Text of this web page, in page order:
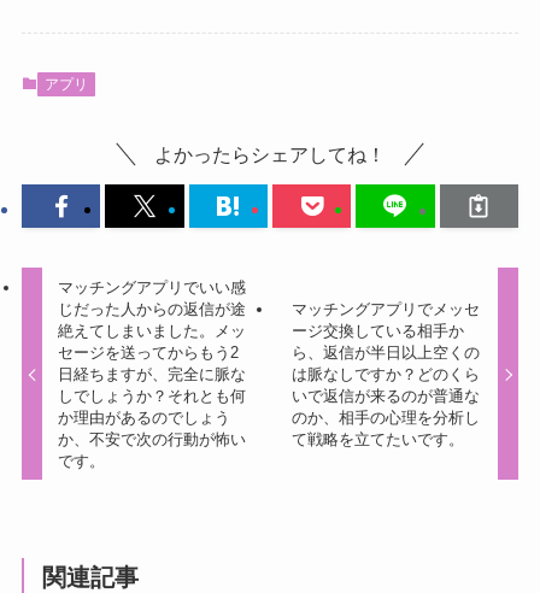
アプリ
よかったらシェアしてね！
マッチングアプリでいい感
じだった人からの返信が途
絶えてしまいました。メッ
セージを送ってからもう2
日経ちますが、完全に脈な
しでしょうか？それとも何
か理由があるのでしょう
か、不安で次の行動が怖い
です。
マッチングアプリでメッセ
ージ交換している相手か
ら、返信が半日以上空くの
は脈なしですか？どのくら
いで返信が来るのが普通な
のか、相手の心理を分析し
て戦略を立てたいです。
関連記事